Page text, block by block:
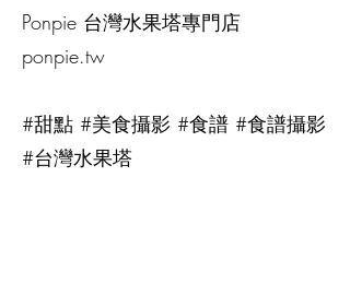
Ponpie 台灣水果塔專門店
ponpie.tw
#甜點 #美食攝影 #食譜 #食譜攝影
#台灣水果塔